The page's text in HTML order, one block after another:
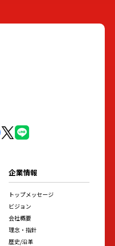
企業情報
トップメッセージ
ビジョン
会社概要
理念・指針
歴史/沿革